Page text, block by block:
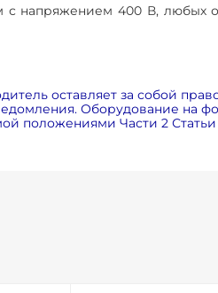
с напряжением 400 В, любых
оставляет за собой
Оборудование на
положениями Части 2